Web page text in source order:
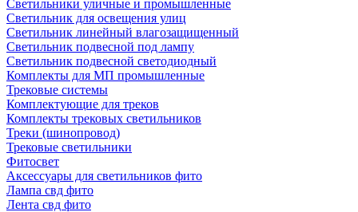
Светильники уличные и промышленные
Светильник для освещения улиц
Светильник линейный влагозащищенный
Светильник подвесной под лампу
Светильник подвесной светодиодный
Комплекты для МП промышленные
Трековые системы
Комплектующие для треков
Комплекты трековых светильников
Треки (шинопровод)
Трековые светильники
Фитосвет
Аксессуары для светильников фито
Лампа свд фито
Лента свд фито